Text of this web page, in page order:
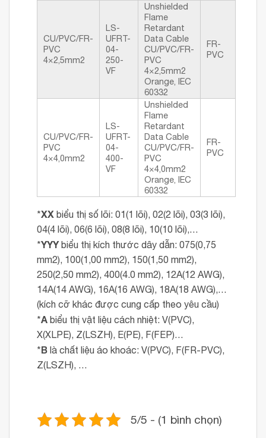
CU/PVC/FR-
PVC
4×2,5mm2
LS-
UFRT-
04-
250-
VF
Unshielded
Flame
Retardant
Data Cable
CU/PVC/FR-
PVC
4×2,5mm2
Orange, IEC
60332
FR-
PVC
CU/PVC/FR-
PVC
4×4,0mm2
LS-
UFRT-
04-
400-
VF
Unshielded
Flame
Retardant
Data Cable
CU/PVC/FR-
PVC
4×4,0mm2
Orange, IEC
60332
FR-
PVC
*XX biểu thị số lõi: 01(1 lõi), 02(2 lõi), 03(3 lõi),
04(4 lõi), 06(6 lõi), 08(8 lõi), 10(10 lõi),…
*YYYbiểu thị kích thước dây dẫn: 075(0,75
mm2), 100(1,00 mm2), 150(1,50 mm2),
250(2,50 mm2), 400(4.0 mm2), 12A(12 AWG),
14A(14 AWG), 16A(16 AWG), 18A(18 AWG),…
(kích cỡ khác được cung cấp theo yêu cầu)
*A biểu thị vật liệu cách nhiệt: V(PVC),
X(XLPE), Z(LSZH), E(PE), F(FEP)…
*B là chất liệu áo khoác: V(PVC), F(FR-PVC),
Z(LSZH), …
5/5 - (1 bình chọn)